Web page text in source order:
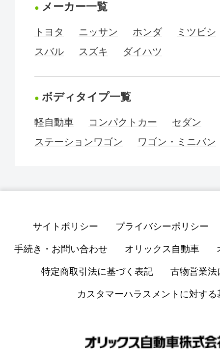
メーカー一覧
トヨタ ニッサン ホンダ
ミツビシ
スバル
スズキ ダイハツ
ボディタイプ一覧
軽自動車 コンパクトカー
セダン
ステーションワゴン
ワゴン・ミニバン
サイトポリシー プライバシーポリシー
手続き・お問い合わせ オリックス自動車
特定商取引法に基づく表記 古物営業法
カスタマーハラスメントに対する